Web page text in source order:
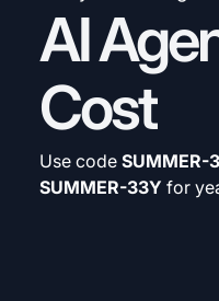
AI
Cost
Use code SUMMER-
SUMMER-33Y for